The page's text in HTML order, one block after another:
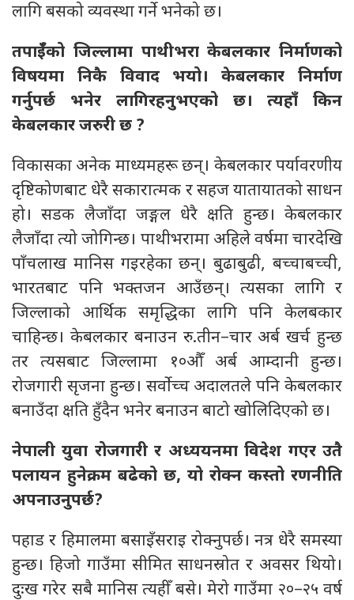
लागि बसको व्यवस्था गर्ने भनेको छ।
तपाईँको जिल्लामा पाथीभरा केबलकार निर्माणको
विषयमा निकै विवाद भयो। केबलकार निर्माण
गर्नुपर्छ भनेर लागिरहनुभएको छ। त्यहाँ किन
केबलकार जरुरी छ ?
विकासका अनेक माध्यमहरू छन्। केबलकार पर्यावरणीय
दृष्टिकोणबाट धेरै सकारात्मक र सहज यातायातको साधन
हो। सडक लैजाँदा जङ्गल धेरै क्षति हुन्छ। केबलकार
लैजाँदा त्यो जोगिन्छ। पाथीभरामा अहिले वर्षमा चारदेखि
पाँचलाख मानिस गइरहेका छन्। बुढाबुढी, बच्चाबच्ची,
भारतबाट पनि भक्तजन आउँछन्। त्यसका लागि र
जिल्लाको आर्थिक समृद्धिका लागि पनि केलबकार
चाहिन्छ। केबलकार बनाउन रु.तीन–चार अर्ब खर्च हुन्छ
तर त्यसबाट जिल्लामा १०औँ अर्ब आम्दानी हुन्छ।
रोजगारी सृजना हुन्छ। सर्वोच्च अदालतले पनि केबलकार
बनाउँदा क्षति हुँदैन भनेर बनाउन बाटो खोलिदिएको छ।
नेपाली युवा रोजगारी र अध्ययनमा विदेश गएर उतै
पलायन हुनेक्रम बढेको छ, यो रोक्न कस्तो रणनीति
अपनाउनुपर्छ?
पहाड र हिमालमा बसाइँसराइ रोक्नुपर्छ। नत्र धेरै समस्या
हुन्छ। हिजो गाउँमा सीमित साधनस्रोत र अवसर थियो।
दुःख गरेर सबै मानिस त्यहीँ बसे। मेरो गाउँमा २०–२५ वर्ष